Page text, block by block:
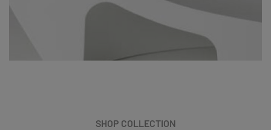
SHOP COLLECTION